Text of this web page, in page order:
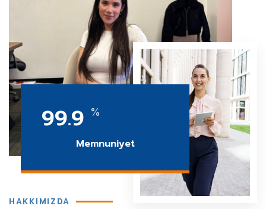
99.9 %
Memnuniyet
HAKKIMIZDA